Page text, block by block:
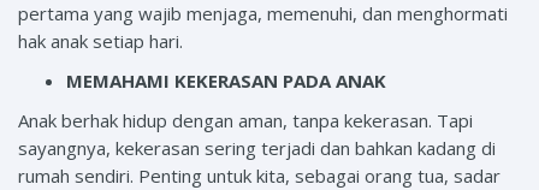
pertama yang wajib menjaga, memenuhi, dan menghormati
hak anak setiap hari.
MEMAHAMI KEKERASAN PADA ANAK
Anak berhak hidup dengan aman, tanpa kekerasan. Tapi
sayangnya, kekerasan sering terjadi dan bahkan kadang di
rumah sendiri. Penting untuk kita, sebagai orang tua, sadar